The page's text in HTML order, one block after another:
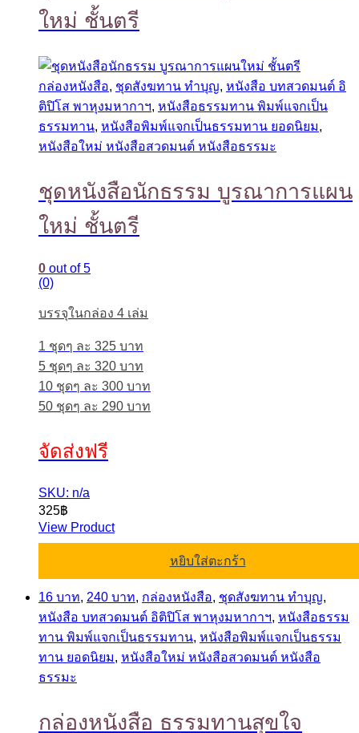
ใหม่ ชั้นตรี
กล่องหนังสือ, ชุดสังฆทาน ทำบุญ, หนังสือ บทสวดมนต์ อิ
ติปิโส พาหุงมหากาฯ, หนังสือธรรมทาน พิมพ์แจกเป็น
ธรรมทาน, หนังสือพิมพ์แจกเป็นธรรมทาน ยอดนิยม,
หนังสือใหม่ หนังสือสวดมนต์ หนังสือธรรมะ
ชุดหนังสือนักธรรม บูรณาการแผน
ใหม่ ชั้นตรี
0 out of 5
(0)
บรรจุในกล่อง 4 เล่ม
1 ชุดๆ ละ 325 บาท
5 ชุดๆ ละ 320 บาท
10 ชุดๆ ละ 300 บาท
50 ชุดๆ ละ 290 บาท
จัดส่งฟรี
SKU: n/a
325฿
View Product
หยิบใส่ตะกร้า
16 บาท, 240 บาท, กล่องหนังสือ, ชุดสังฆทาน ทำบุญ,
หนังสือ บทสวดมนต์ อิติปิโส พาหุงมหากาฯ, หนังสือธรรม
ทาน พิมพ์แจกเป็นธรรมทาน, หนังสือพิมพ์แจกเป็นธรรม
ทาน ยอดนิยม, หนังสือใหม่ หนังสือสวดมนต์ หนังสือ
ธรรมะ
กล่องหนังสือ ธรรมทานสุขใจ